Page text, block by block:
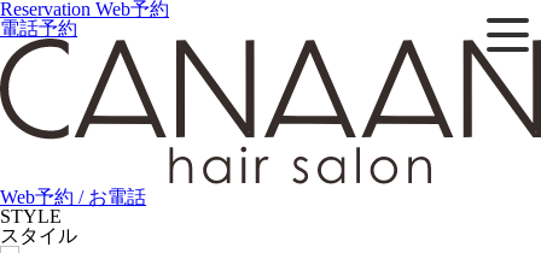
Reservation Web予約
電話予約
Web予約 / お電話
STYLE
スタイル